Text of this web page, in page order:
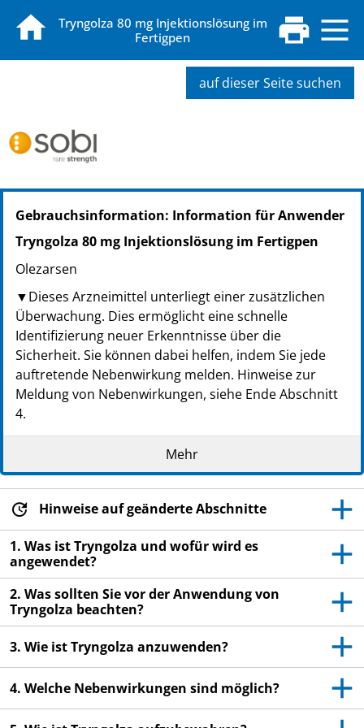
Tryngolza 80 mg Injektionslösung im
Fertigpen
auf dieser Seite suchen
PZN: 20026183
PPN: 112002618319
GTIN: 07350031445633
Gebrauchsinformation: Information für Anwender
Tryngolza 80 mg Injektionslösung im Fertigpen
Olezarsen
▼Dieses Arzneimittel unterliegt einer zusätzlichen
Überwachung. Dies ermöglicht eine schnelle
Identifizierung neuer Erkenntnisse über die
Sicherheit. Sie können dabei helfen, indem Sie jede
auftretende Nebenwirkung melden. Hinweise zur
Meldung von Nebenwirkungen, siehe Ende Abschnitt
4.
Lesen Sie die gesamte Packungsbeilage sorgfältig
durch, bevor Sie mit der Anwendung dieses
Arzneimittels beginnen, denn sie enthält wichtige
Informationen.
Heben Sie die Packungsbeilage auf. Vielleicht
möchten Sie diese später nochmals lesen.
Wenn Sie weitere Fragen haben, wenden Sie sich
an Ihren Arzt, Apotheker oder das medizinische
Fachpersonal.
verschrieben. Geben Sie es nicht an Dritte weiter.
Es kann anderen Menschen schaden, auch wenn
diese die gleichen Beschwerden haben wie Sie.
Wenn Sie Nebenwirkungen bemerken, wenden Sie
Mehr
Hinweise auf geänderte Abschnitte
1. Was ist Tryngolza und wofür wird es
angewendet?
2. Was sollten Sie vor der Anwendung von
Tryngolza beachten?
3. Wie ist Tryngolza anzuwenden?
4. Welche Nebenwirkungen sind möglich?